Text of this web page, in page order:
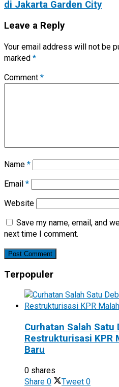
di Jakarta Garden City
Leave a Reply
Your email address will not be
marked *
Comment *
Name *
Email *
Website
Save my name, email, and
next time I comment.
Terpopuler
Curhatan Salah
Restrukturisasi KPR
Baru
0 shares
Share 0 Tweet 0